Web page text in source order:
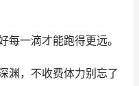
一滴才能跑得更远。
，不收费体力别忘了